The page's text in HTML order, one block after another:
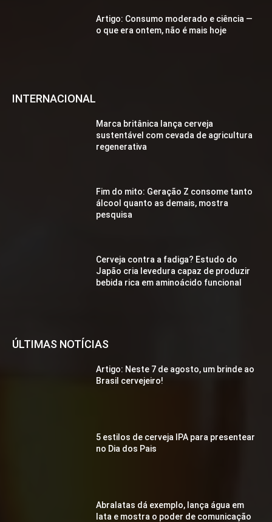
Artigo: Consumo moderado e ciência —
o que era ontem, não é mais hoje
INTERNACIONAL
Marca britânica lança cerveja
sustentável com cevada de agricultura
regenerativa
Fim do mito: Geração Z consome tanto
álcool quanto as demais, mostra
pesquisa
Cerveja contra a fadiga? Estudo do
Japão cria levedura capaz de produzir
bebida rica em aminoácido funcional
ÚLTIMAS NOTÍCIAS
Artigo: Neste 7 de agosto, um brinde ao
Brasil cervejeiro!
5 estilos de cerveja IPA para presentear
no Dia dos Pais
Abralatas dá exemplo, lança água em
lata e mostra o poder de comunicação